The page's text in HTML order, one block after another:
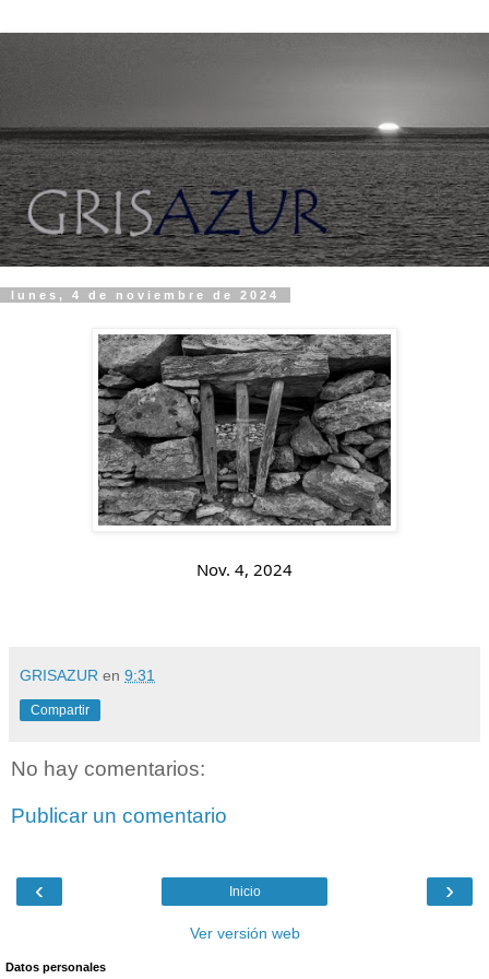
lunes, 4 de noviembre de 2024
Nov. 4, 2024
GRISAZUR en 9:31
Compartir
No hay comentarios:
Publicar un comentario
‹ ›
Inicio
Ver versión web
Datos personales